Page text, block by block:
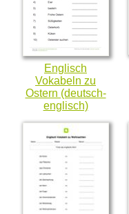
Englisch
Vokabeln zu
Ostern (deutsch-
englisch)